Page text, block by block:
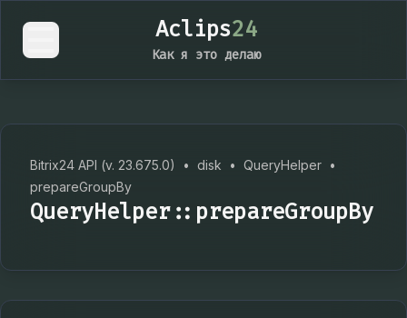
Aclips24
Как я это делаю
Bitrix24 API (v. 23.675.0) • disk • QueryHelper •
prepareGroupBy
QueryHelper::prepareGroupBy